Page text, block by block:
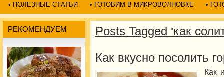
• ПОЛЕЗНЫЕ СТАТЬИ • ГОТОВИМ В МИКРОВОЛНОВКЕ •
РЕКОМЕНДУЕМ
Posts Tagged ‘как
Как вкусно посолить
Как